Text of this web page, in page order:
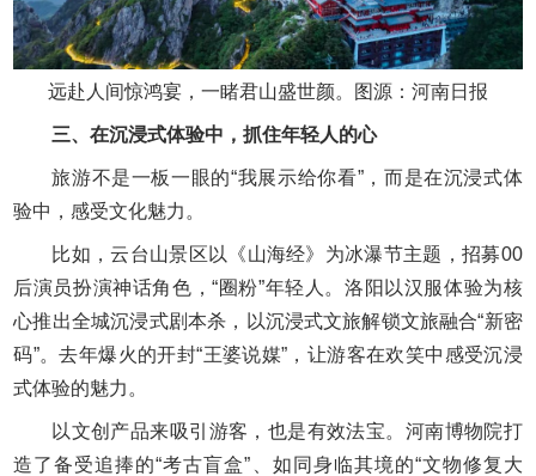
远赴人间惊鸿宴，一睹君山盛世颜。图源：河南日报
三、在沉浸式体验中，抓住年轻人的心
旅游不是一板一眼的“我展示给你看”，而是在沉浸式体
验中，感受文化魅力。
比如，云台山景区以《山海经》为冰瀑节主题，招募00
后演员扮演神话角色，“圈粉”年轻人。洛阳以汉服体验为核
心推出‌全城沉浸式剧本杀‌，以沉浸式文旅解锁文旅融合“新密
码”。去年爆火的开封“王婆说媒”，让游客在欢笑中感受沉浸
式体验的魅力。
以文创产品来吸引游客，也是有效法宝。河南博物院打
造了备受追捧的“考古盲盒”、如同身临其境的“文物修复大